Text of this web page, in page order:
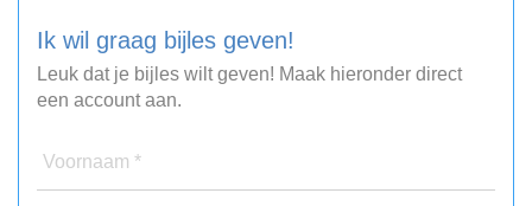
Ik wil graag bijles geven!
Leuk dat je bijles wilt geven! Maak hieronder direct
een account aan.
Voornaam *